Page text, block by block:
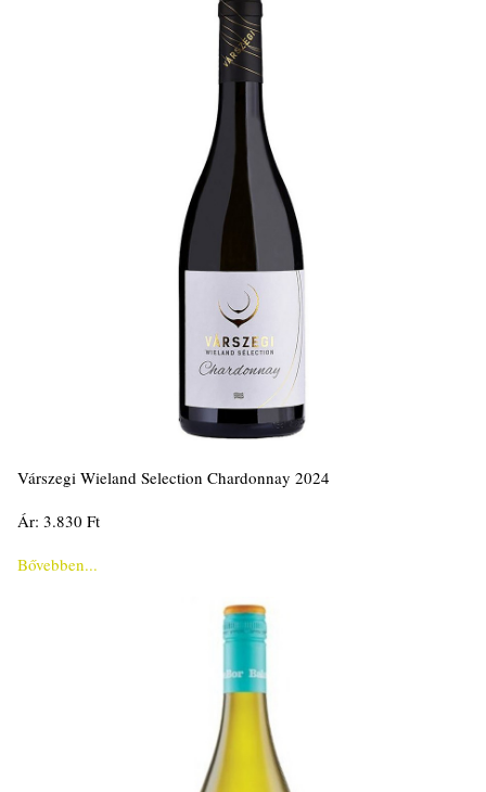
Várszegi Wieland Selection Chardonnay 2024
Ár: 3.830 Ft
Bővebben...